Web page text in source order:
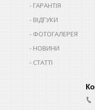
ГАРАНТІЯ
ВІДГУКИ
ФОТОГАЛЕРЕЯ
НОВИНИ
СТАТТІ